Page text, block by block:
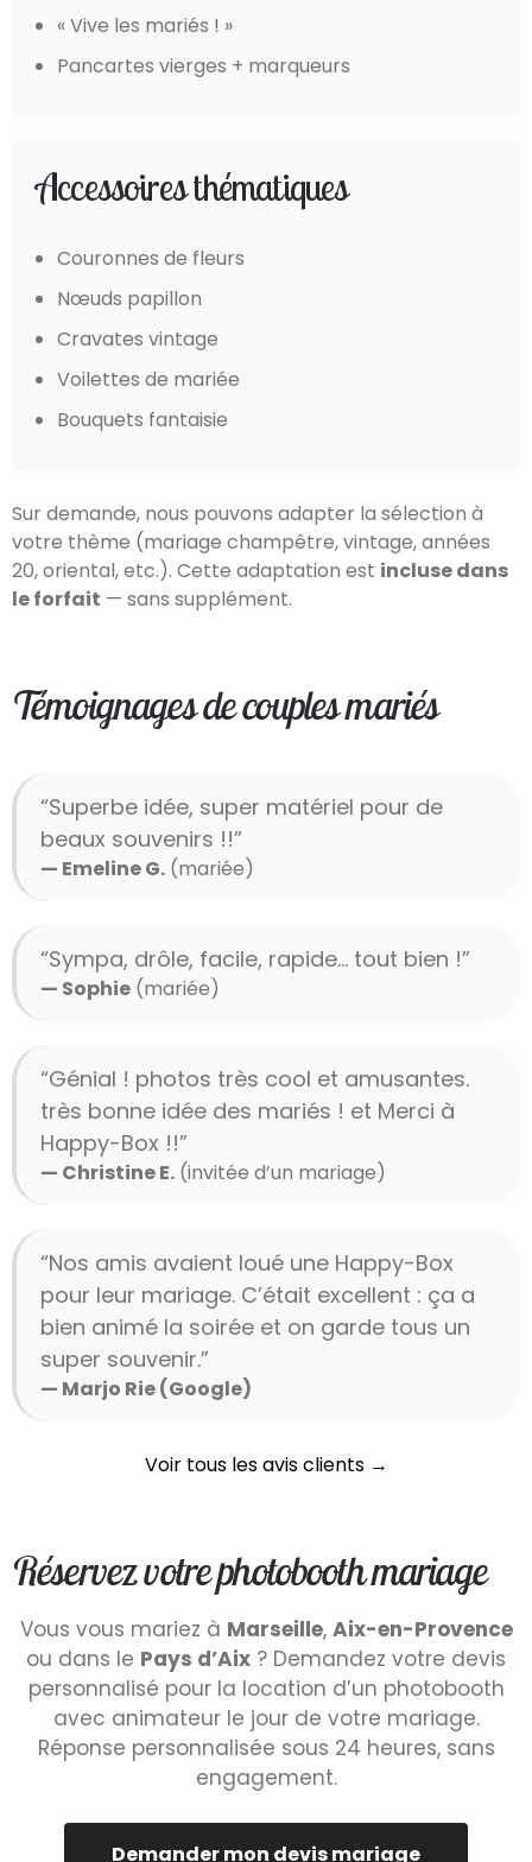
« Vive les mariés ! »
Pancartes vierges + marqueurs
Accessoires thématiques
Couronnes de fleurs
Nœuds papillon
Cravates vintage
Voilettes de mariée
Bouquets fantaisie
Sur demande, nous pouvons adapter la sélection à
votre thème (mariage champêtre, vintage, années
20, oriental, etc.). Cette adaptation est incluse dans
le forfait — sans supplément.
Témoignages de couples mariés
“Superbe idée, super matériel pour de
beaux souvenirs !!”
— Emeline G. (mariée)
“Sympa, drôle, facile, rapide… tout bien !”
— Sophie (mariée)
“Génial ! photos très cool et amusantes.
très bonne idée des mariés ! et Merci à
Happy-Box !!”
— Christine E. (invitée d’un mariage)
“Nos amis avaient loué une Happy-Box
pour leur mariage. C’était excellent : ça a
bien animé la soirée et on garde tous un
super souvenir.”
— Marjo Rie (Google)
Voir tous les avis clients →
Réservez votre photobooth mariage
Vous vous mariez à Marseille, Aix-en-Provence
ou dans le Pays d’Aix ? Demandez votre devis
personnalisé pour la location d’un photobooth
avec animateur le jour de votre mariage.
Réponse personnalisée sous 24 heures, sans
engagement.
Demander mon devis mariage